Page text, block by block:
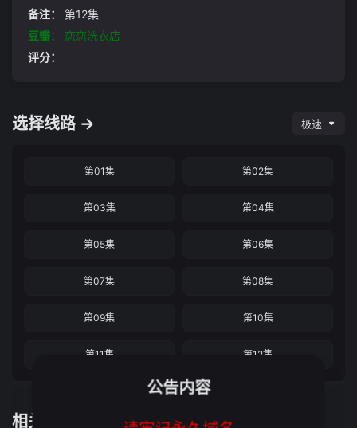
备注：
第12集
豆瓣：
恋恋洗衣店
评分：
选择线路 → 极速
第01集 第02集
第03集 第04集
第05集 第06集
第07集 第08集
第09集 第10集
第11集 第12集
相关推荐
公告内容